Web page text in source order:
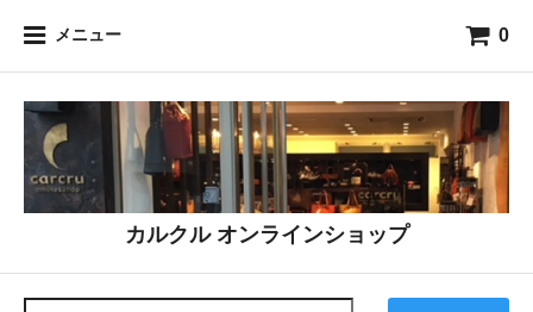
メニュー 0
カルクル オンラインショップ